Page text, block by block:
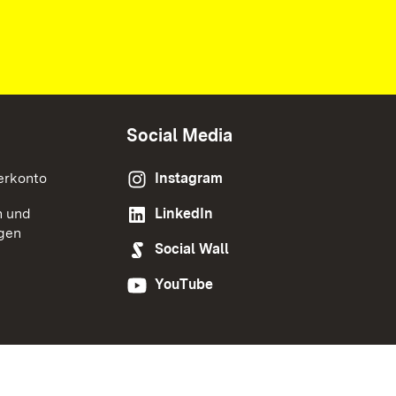
und
Social Media
Instagram
LinkedIn
Social Wall
YouTube